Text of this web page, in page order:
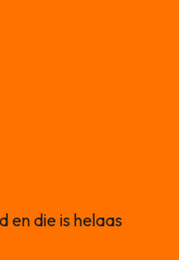
en die is helaas